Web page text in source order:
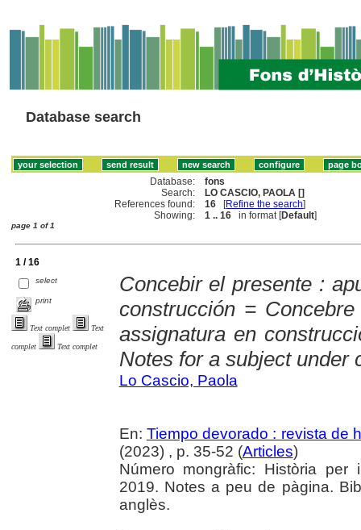
Database search
Database:
fons
Search:
LO CASCIO, PAOLA []
References found:
16 [Refine the search]
Showing:
1 .. 16 in format [Default]
page 1 of 1
1 / 16
select
print
Text complet Text
complet Text complet
Concebir el presente :
construcción =
assignatura en
Notes for a subject under
Lo Cascio, Paola
En: Tiempo devorado : revista de
(2023) , p. 35-52 (Articles)
Número mongràfic: Història per
2019. Notes a peu de pàgina.
anglès.